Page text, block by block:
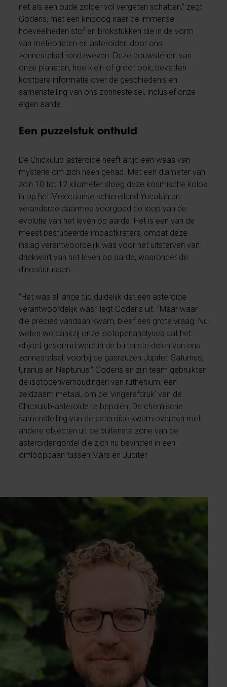
net als een oude zolder vol vergeten schatten,” zegt
Goderis, met een knipoog naar de immense
hoeveelheden stof en brokstukken die in de vorm
van meteorieten en asteroïden door ons
zonnestelsel rondzweven. Deze bouwstenen van
onze planeten, hoe klein of groot ook, bevatten
kostbare informatie over de geschiedenis en
samenstelling van ons zonnestelsel, inclusief onze
eigen aarde.
Een puzzelstuk onthuld
De Chicxulub-asteroïde heeft altijd een waas van
mysterie om zich heen gehad. Met een diameter van
zo'n 10 tot 12 kilometer sloeg deze kosmische kolos
in op het Mexicaanse schiereiland Yucatán en
veranderde daarmee voorgoed de loop van de
evolutie van het leven op aarde. Het is een van de
meest bestudeerde impactkraters, omdat deze
inslag verantwoordelijk was voor het uitsterven van
driekwart van het leven op aarde, waaronder de
dinosaurussen.
“Het was al lange tijd duidelijk dat een asteroïde
verantwoordelijk was,” legt Goderis uit. “Maar waar
die precies vandaan kwam, bleef een grote vraag. Nu
weten we dankzij onze isotopenanalyses dat het
object gevormd werd in de buitenste delen van ons
zonnestelsel, voorbij de gasreuzen Jupiter, Saturnus,
Uranus en Neptunus.” Goderis en zijn team gebruikten
de isotopenverhoudingen van ruthenium, een
zeldzaam metaal, om de ‘vingerafdruk’ van de
Chicxulub-asteroïde te bepalen. De chemische
samenstelling van de asteroïde kwam overeen met
andere objecten uit de buitenste zone van de
asteroïdengordel die zich nu bevinden in een
omloopbaan tussen Mars en Jupiter.